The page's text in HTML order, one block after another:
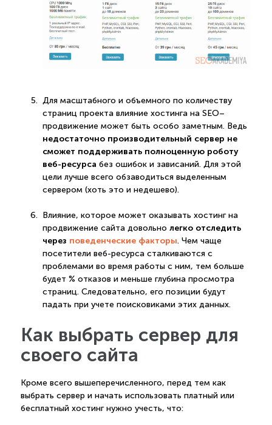
Для масштабного и объемного по количеству
страниц проекта влияние хостинга на SEO–
продвижение может быть особо заметным. Ведь
недостаточно производительный сервер не
сможет поддерживать полноценную роботу
веб-ресурса без ошибок и зависаний. Для этой
цели лучше всего обзаводиться выделенным
сервером (хоть это и недешево).
Влияние, которое может оказывать хостинг на
продвижение сайта довольно легко отследить
через поведенческие факторы. Чем чаще
посетители веб-ресурса сталкиваются с
проблемами во время работы с ним, тем больше
будет % отказов и меньше глубина просмотра
страниц. Следовательно, его позиции будут
падать при учете поисковиками этих данных.
Как выбрать сервер для
своего сайта
Кроме всего вышеперечисленного, перед тем как
выбрать сервер и начать использовать платный или
бесплатный хостинг нужно учесть, что: